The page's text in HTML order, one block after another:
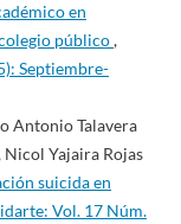
en
público,
Septiembre-
Antonio Talavera
Yajaira Rojas
suicida en
Vol. 17 Núm.